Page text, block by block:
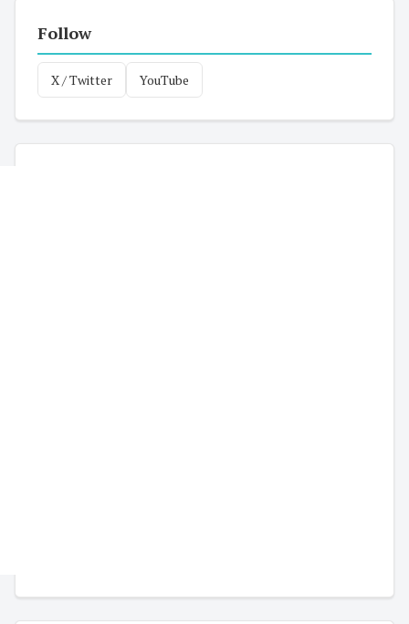
Follow
X / Twitter YouTube